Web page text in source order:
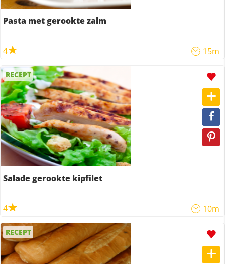
Pasta met gerookte zalm
4 15m
RECEPT
Salade gerookte kipfilet
4 10m
RECEPT